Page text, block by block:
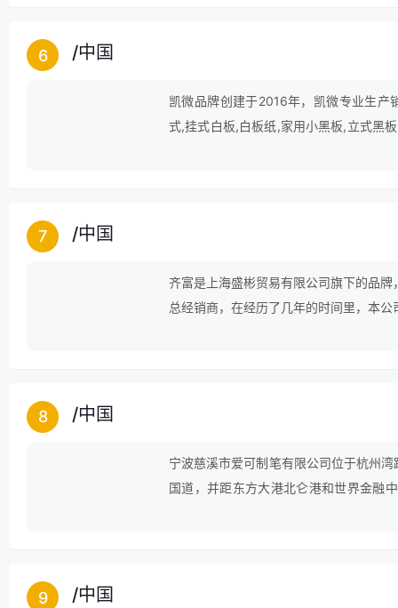
6 /中国
凯微品牌创建于2016年，凯微专业生
式,挂式白板,白板纸,家用小黑板,立式黑
7 /中国
齐富是上海盛彬贸易有限公司旗下的品
总经销商，在经历了几年的时间里，本
8 /中国
宁波慈溪市爱可制笔有限公司位于杭州
国道，并距东方大港北仑港和世界金融
9 /中国